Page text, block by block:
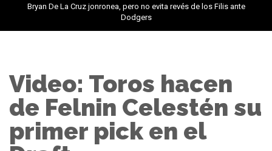
Bryan De La Cruz jonronea, pero no evita revés de los Filis ante
Dodgers
Video: Toros hacen
de Felnin Celestén su
primer pick en el